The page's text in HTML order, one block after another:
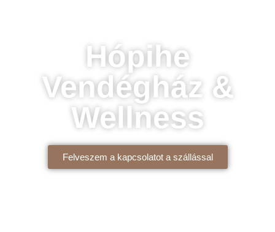
Hópihe
Vendégház &
Wellness
Felveszem a kapcsolatot a szállással